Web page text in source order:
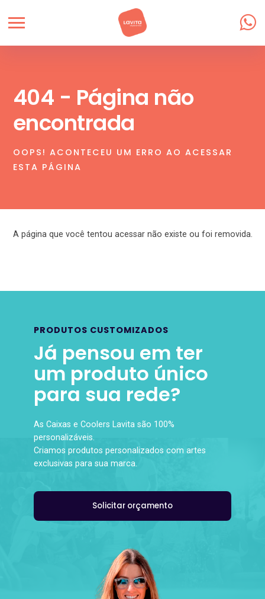
404 - Página não
encontrada
OOPS! ACONTECEU UM ERRO AO ACESSAR
ESTA PÁGINA
A página que você tentou acessar não existe ou foi removida.
PRODUTOS CUSTOMIZADOS
Já pensou em ter
um produto único
para sua rede?
As Caixas e Coolers Lavita são 100%
personalizáveis.
Criamos produtos personalizados com artes
exclusivas para sua marca.
Solicitar orçamento